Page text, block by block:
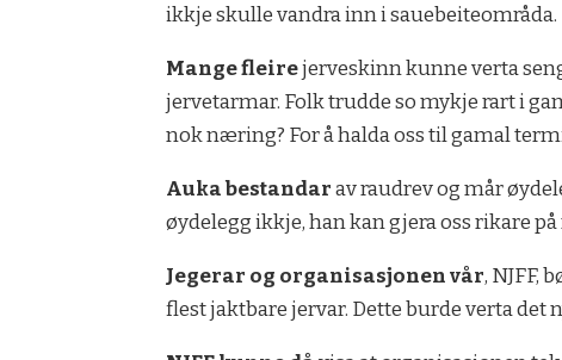
ikkje skulle vandra inn i sauebeiteområda.
Mange fleirejerveskinn kunne verta
jervetarmar. Folk trudde so mykje rart i
nok næring? For å halda oss til gamal
Auka bestandarav raudrev og mår
øydelegg ikkje, han kan gjera oss rikare
Jegerar og organisasjonen vår, NJFF,
flest jaktbare jervar. Dette burde verta det